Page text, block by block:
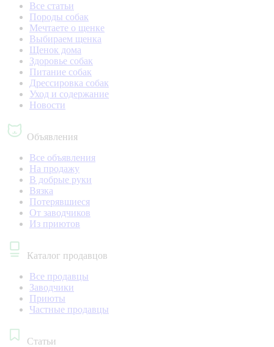
Все статьи
Породы собак
Мечтаете о щенке
Выбираем щенка
Щенок дома
Здоровье собак
Питание собак
Дрессировка собак
Уход и содержание
Новости
Объявления
Все объявления
На продажу
В добрые руки
Вязка
Потерявшиеся
От заводчиков
Из приютов
Каталог продавцов
Все продавцы
Заводчики
Приюты
Частные продавцы
Статьи